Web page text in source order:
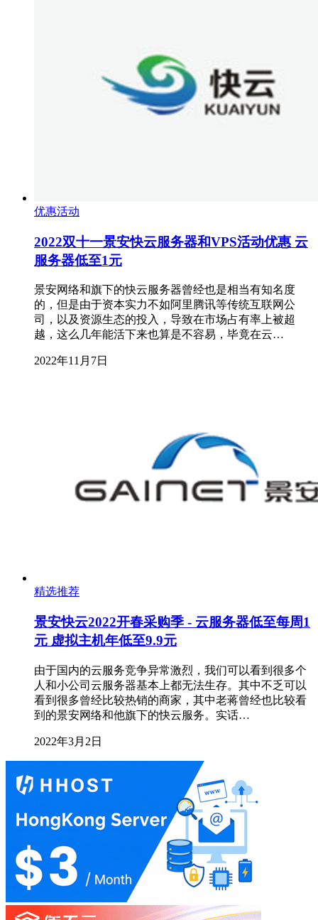
优惠活动
2022双十一景安快云服务器和VPS活动优惠 云
服务器低至1元
景安网络和旗下的快云服务器曾经也是相当有知名度
的，但是由于资本实力不如阿里腾讯等传统互联网公
司，以及资源生态的投入，导致在市场占有率上被超
越，这么几年能活下来也算是不容易，毕竟在云…
2022年11月7日
精选推荐
景安快云2022开春采购季 - 云服务器低至每周1
元 虚拟主机年低至9.9元
由于国内的云服务竞争异常激烈，我们可以看到很多个
人和小公司云服务器基本上都无法生存。其中不乏可以
看到很多曾经比较热销的商家，其中老蒋曾经也比较看
到的景安网络和他旗下的快云服务。实话…
2022年3月2日